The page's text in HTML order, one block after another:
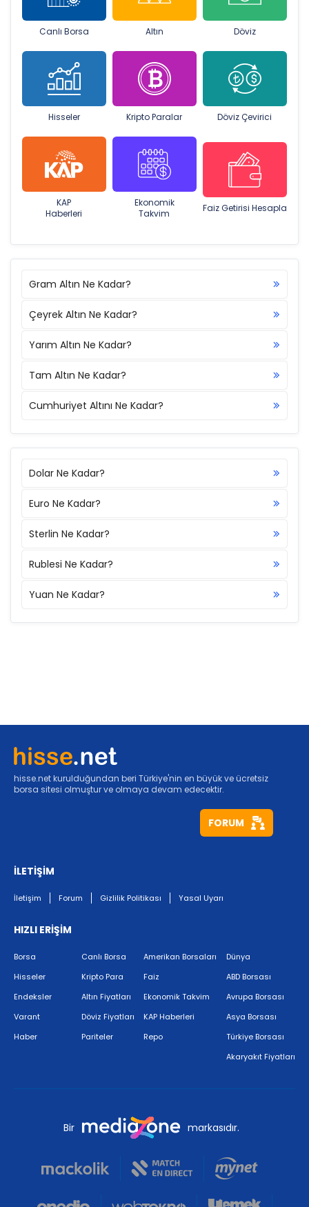
Canlı Borsa Altın Döviz
Hisseler Kripto Paralar Döviz Çevirici
KAP
Haberleri
Ekonomik
Takvim
Faiz Getirisi Hesapla
Gram Altın Ne Kadar?
Çeyrek Altın Ne Kadar?
Yarım Altın Ne Kadar?
Tam Altın Ne Kadar?
Cumhuriyet Altını Ne Kadar?
Dolar Ne Kadar?
Euro Ne Kadar?
Sterlin Ne Kadar?
Rublesi Ne Kadar?
Yuan Ne Kadar?
hisse.net kurulduğundan beri Türkiye'nin en büyük ve ücretsiz
borsa sitesi olmuştur ve olmaya devam edecektir.
FORUM
İLETİŞİM
İletişim Forum Gizlilik Politikası Yasal Uyarı
HIZLI ERİŞİM
Borsa
Hisseler
Endeksler
Varant
Haber
Canlı Borsa
Kripto Para
Altın Fiyatları
Döviz Fiyatları
Pariteler
Amerikan Borsaları
Faiz
Ekonomik Takvim
KAP Haberleri
Repo
Dünya
ABD Borsası
Avrupa Borsası
Asya Borsası
Türkiye Borsası
Akaryakıt Fiyatları
Bir markasıdır.